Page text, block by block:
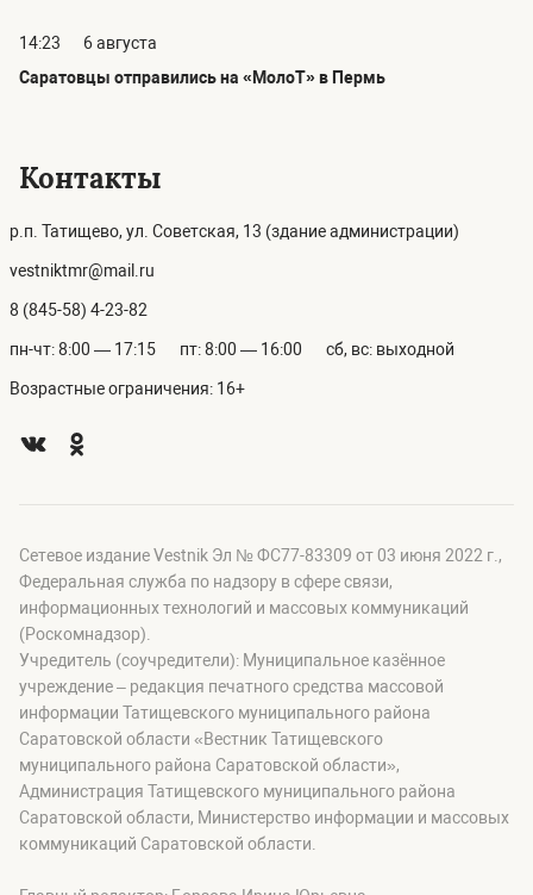
14:23
6 августа
Саратовцы отправились на «МолоТ» в Пермь
Контакты
р.п. Татищево, ул. Советская, 13 (здание администрации)
vestniktmr@mail.ru
8 (845-58) 4-23-82
пн-чт: 8:00 — 17:15 пт: 8:00 — 16:00 сб, вс: выходной
Возрастные ограничения: 16+
Сетевое издание Vestnik Эл № ФС77-83309 от 03 июня 2022 г.,
Федеральная служба по надзору в сфере связи,
информационных технологий и массовых коммуникаций
(Роскомнадзор).
Учредитель (соучредители): Муниципальное казённое
учреждение – редакция печатного средства массовой
информации Татищевского муниципального района
Саратовской области «Вестник Татищевского
муниципального района Саратовской области»,
Администрация Татищевского муниципального района
Саратовской области, Министерство информации и массовых
коммуникаций Саратовской области.